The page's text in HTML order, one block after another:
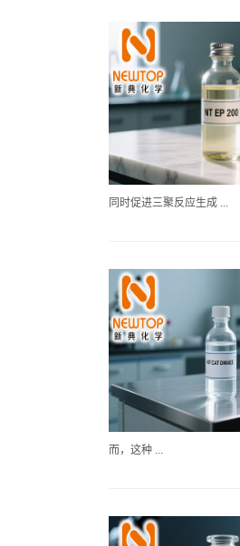
同时促进三聚反应生成 ...
而，这种 ...